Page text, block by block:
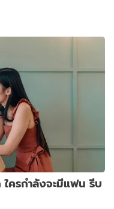
ใครกำลังจะมีแฟน รีบ